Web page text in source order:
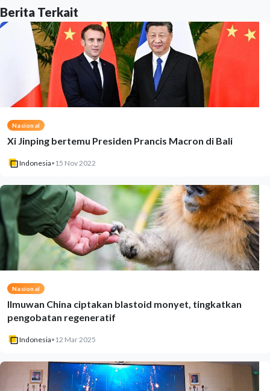
Berita Terkait
Nasional
Xi Jinping bertemu Presiden Prancis Macron di Bali
Indonesia• 15 Nov 2022
Nasional
Ilmuwan China ciptakan blastoid monyet, tingkatkan
pengobatan regeneratif
Indonesia• 12 Mar 2025